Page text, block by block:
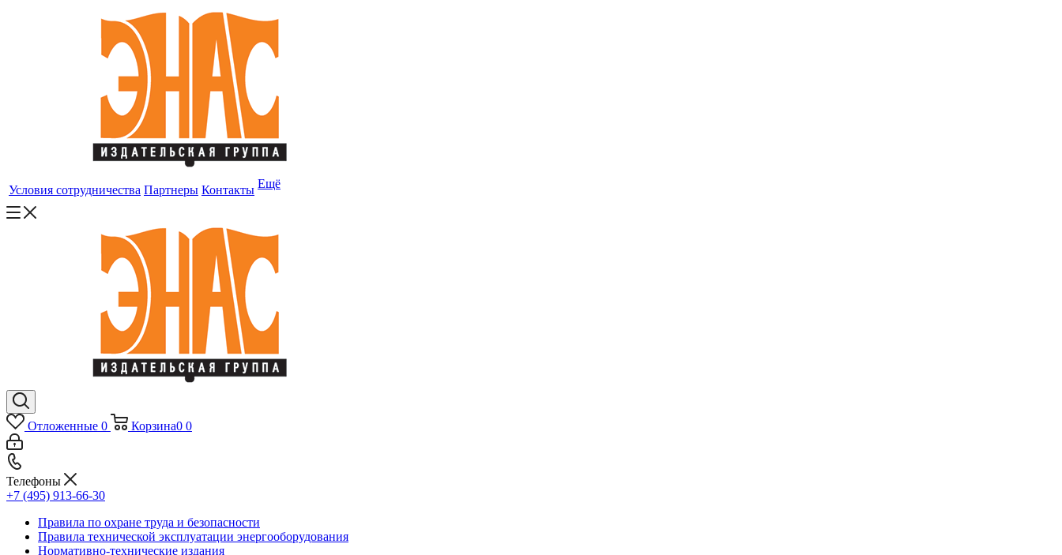
Условия сотрудничества Партнеры Контакты Ещё
Отложенные 0 Корзина0 0
Телефоны
+7 (495) 913-66-30
Правила по охране труда и безопасности
Правила технической эксплуатации энергооборудования
Нормативно-технические издания